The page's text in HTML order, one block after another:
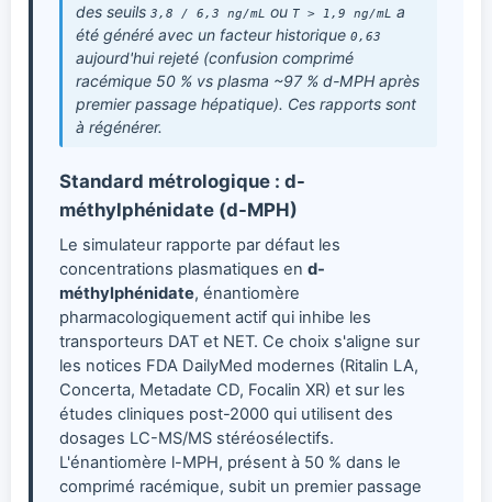
des seuils 3,8 / 6,3 ng/mL ou T > 1,9 ng/mL a
été généré avec un facteur historique 0,63
aujourd'hui rejeté (confusion comprimé
racémique 50 % vs plasma ~97 % d-MPH après
premier passage hépatique). Ces rapports sont
à régénérer.
Standard métrologique : d-
méthylphénidate (d-MPH)
Le simulateur rapporte par défaut les
concentrations plasmatiques en d-
méthylphénidate, énantiomère
pharmacologiquement actif qui inhibe les
transporteurs DAT et NET. Ce choix s'aligne sur
les notices FDA DailyMed modernes (Ritalin LA,
Concerta, Metadate CD, Focalin XR) et sur les
études cliniques post-2000 qui utilisent des
dosages LC-MS/MS stéréosélectifs.
L'énantiomère l-MPH, présent à 50 % dans le
comprimé racémique, subit un premier passage